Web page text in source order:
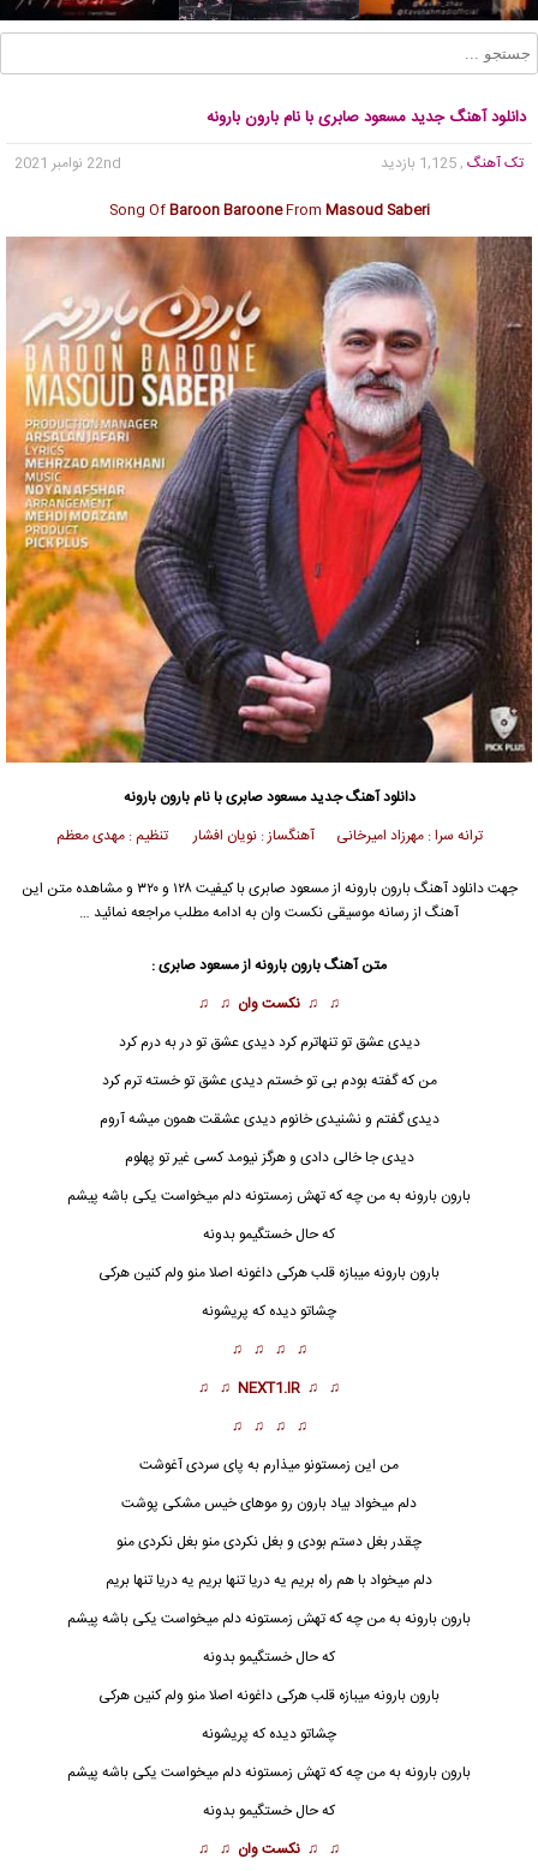
دانلود آهنگ جدید مسعود صابری با نام بارون بارونه
تک آهنگ , 1,125 بازدید
22nd نوامبر 2021
Song OfBaroon BarooneFrom Masoud Saberi
دانلود آهنگ جدیدمسعود صابریبا نام بارون بارونه
ترانه سرا : مهرزاد امیرخانی آهنگساز : نویان افشار تنظیم : مهدی معظم
جهت دانلود آهنگ بارون بارونه ازمسعود صابری
با کیفیت ۱۲۸ و ۳۲۰ و مشاهده متن این
آهنگ از رسانه موسیقی نکست وان به ادامه مطلب مراجعه نمائید …
متن آهنگ بارون بارونه ازمسعود صابری:
♫ ♫ نکست وان ♫ ♫
دیدی عشق تو تنهاترم کرد دیدی عشق تو در به درم کرد
من که گفته بودم بی تو خستم دیدی عشق تو خسته ترم کرد
دیدی گفتم و نشنیدی خانوم دیدی عشقت همون میشه آروم
دیدی جا خالی دادی و هرگز نیومد کسی غیر تو پهلوم
بارون بارونه به من چه که تهش زمستونه دلم میخواست یکی باشه پیشم
که حال خستگیمو بدونه
بارون بارونهمیبازه قلب هرکی داغونه اصلا منو ولم کنین هرکی
چشاتو دیده که پریشونه
♫ ♫ ♫ ♫
♫ ♫
NEXT1.IR
♫ ♫
♫ ♫ ♫ ♫
من این زمستونو میذارم به پای سردی آغوشت
دلم میخواد بیادبارون رو موهای خیس مشکی پوشت
چقدر بغل دستم بودی و بغل نکردی منو بغل نکردی منو
دلم میخواد با هم راه بریم یه دریا تنها بریم یه دریا تنها بریم
بارون بارونه به من چه که تهش زمستونه دلم میخواست یکی باشه پیشم
که حال خستگیمو بدونه
بارون بارونه میبازه قلب هرکی داغونه اصلا منو ولم کنین هرکی
چشاتو دیده که پریشونه
بارون بارونه به من چه که تهش زمستونه دلم میخواست یکی باشه پیشم
که حال خستگیمو بدونه
♫ ♫ نکست وان ♫ ♫